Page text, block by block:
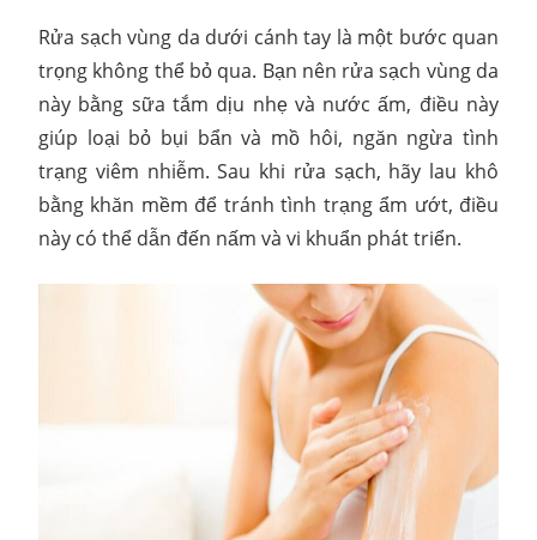
Rửa sạch vùng da dưới cánh tay là một bước quan
trọng không thể bỏ qua. Bạn nên rửa sạch vùng da
này bằng sữa tắm dịu nhẹ và nước ấm, điều này
giúp loại bỏ bụi bẩn và mồ hôi, ngăn ngừa tình
trạng viêm nhiễm. Sau khi rửa sạch, hãy lau khô
bằng khăn mềm để tránh tình trạng ẩm ướt, điều
này có thể dẫn đến nấm và vi khuẩn phát triển.